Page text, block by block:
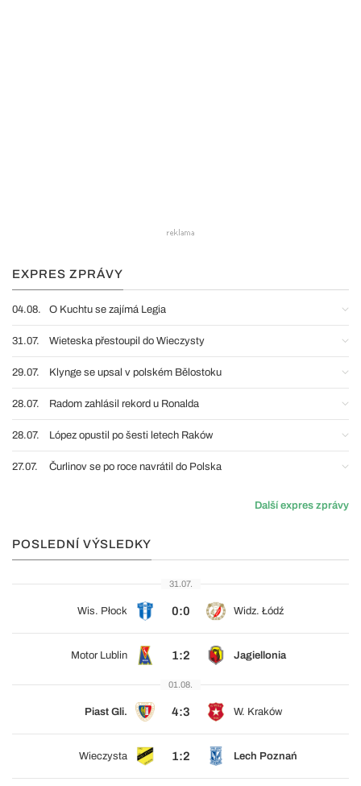
EXPRES ZPRÁVY
04.08. O Kuchtu se zajímá Legia
31.07. Wieteska přestoupil do Wieczysty
29.07. Klynge se upsal v polském Bělostoku
28.07. Radom zahlásil rekord u Ronalda
28.07. López opustil po šesti letech Raków
27.07. Čurlinov se po roce navrátil do Polska
Další expres zprávy
POSLEDNÍ VÝSLEDKY
31.07.
Wis. Płock 0:0 Widz. Łódź
Motor Lublin 1:2 Jagiellonia
01.08.
Piast Gli. 4:3 W. Kraków
Wieczysta 1:2 Lech Poznań